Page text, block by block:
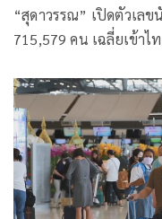
“สุดาวรรณ” เปิดตัวเล
715,579 คน เฉลี่ยเข้า